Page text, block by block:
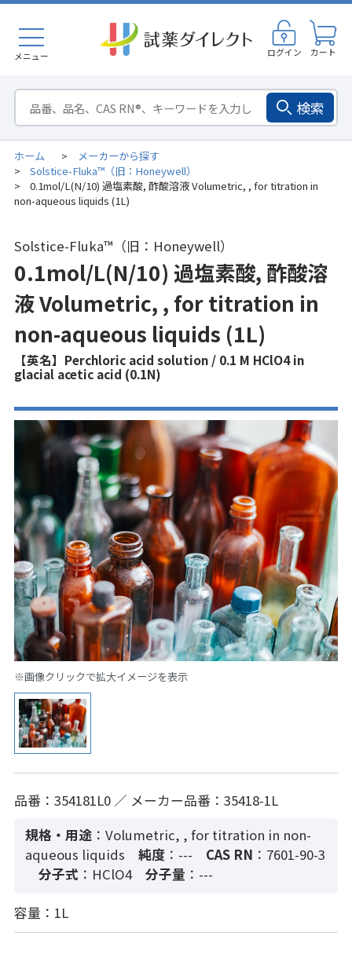
メニュー ログイン カート
検索
ホーム > メーカーから探す
> Solstice-Fluka™（旧：Honeywell）
>
0.1mol/L(N/10) 過塩素酸, 酢酸溶液 Volumetric, , for titration in
non-aqueous liquids (1L)
Solstice-Fluka™（旧：Honeywell）
0.1mol/L(N/10) 過塩素酸, 酢酸溶
液 Volumetric, , for titration in
non-aqueous liquids (1L)
【英名】Perchloric acid solution / 0.1 M HClO4 in
glacial acetic acid (0.1N)
※画像クリックで拡大イメージを表示
品番：354181L0 ／ メーカー品番：35418-1L
規格・用途 ：Volumetric, , for titration in non-
aqueous liquids
純度：--- CAS RN ：7601-90-3
分子式 ：HClO4 分子量 ：---
容量：1L